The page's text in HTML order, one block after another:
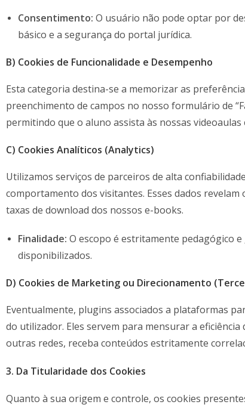
Consentimento: O usuário não pode optar por
básico e a segurança do portal jurídica.
B) Cookies de Funcionalidade e Desempenho
Esta categoria destina-se a memorizar as
preenchimento de campos no nosso formulário de
permitindo que o aluno assista às nossas
C) Cookies Analíticos (Analytics)
Utilizamos serviços de parceiros de alta
comportamento dos visitantes. Esses dados
taxas de download dos nossos e-books.
Finalidade: O escopo é estritamente pedagógico
disponibilizados.
D) Cookies de Marketing ou Direcionamento
Eventualmente, plugins associados a plataformas
do utilizador. Eles servem para mensurar a
outras redes, receba conteúdos estritamente
3. Da Titularidade dos Cookies
Quanto à sua origem e controle, os cookies